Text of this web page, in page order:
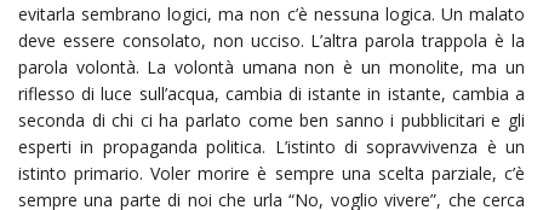
evitarla sembrano logici, ma non c’è nessuna logica. Un malato
deve essere consolato, non ucciso. L’altra parola trappola è la
parola volontà. La volontà umana non è un monolite, ma un
riflesso di luce sull’acqua, cambia di istante in istante, cambia a
seconda di chi ci ha parlato come ben sanno i pubblicitari e gli
esperti in propaganda politica. L’istinto di sopravvivenza è un
istinto primario. Voler morire è sempre una scelta parziale, c’è
sempre una parte di noi che urla “No, voglio vivere”, che cerca